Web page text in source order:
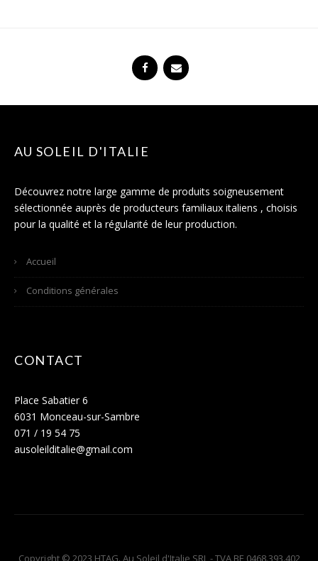
AU SOLEIL D'ITALIE
Découvrez notre large gamme de produits soigneusement
sélectionnée auprès de producteurs familiaux italiens , choisis
pour la qualité et la régularité de leur production.
Accueil
Conditions générales
CONTACT
Place Sabatier 6
6031 Monceau-sur-Sambre
071 / 19 54 75
ausoleilditalie@gmail.com
Copyright © 2023 HTAG. Au Soleil d'Italie SRL - TVA BE 0468.393.402